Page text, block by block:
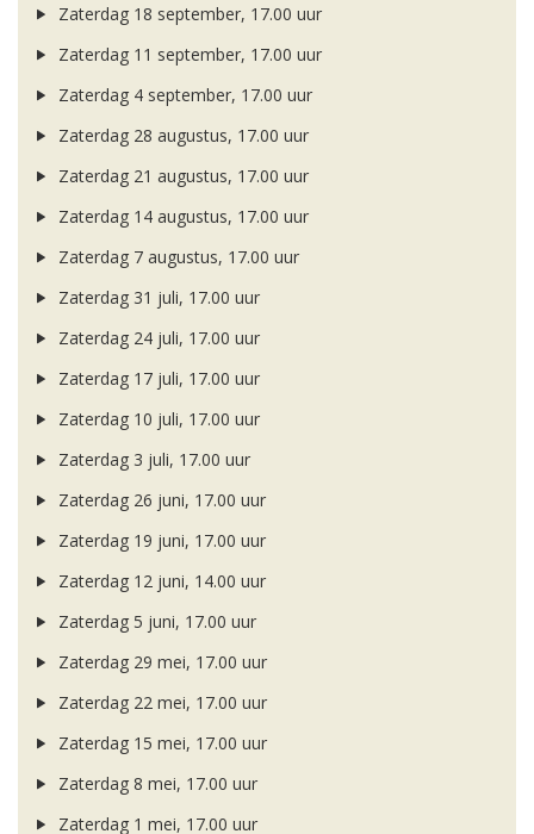
Zaterdag 18 september, 17.00 uur
Zaterdag 11 september, 17.00 uur
Zaterdag 4 september, 17.00 uur
Zaterdag 28 augustus, 17.00 uur
Zaterdag 21 augustus, 17.00 uur
Zaterdag 14 augustus, 17.00 uur
Zaterdag 7 augustus, 17.00 uur
Zaterdag 31 juli, 17.00 uur
Zaterdag 24 juli, 17.00 uur
Zaterdag 17 juli, 17.00 uur
Zaterdag 10 juli, 17.00 uur
Zaterdag 3 juli, 17.00 uur
Zaterdag 26 juni, 17.00 uur
Zaterdag 19 juni, 17.00 uur
Zaterdag 12 juni, 14.00 uur
Zaterdag 5 juni, 17.00 uur
Zaterdag 29 mei, 17.00 uur
Zaterdag 22 mei, 17.00 uur
Zaterdag 15 mei, 17.00 uur
Zaterdag 8 mei, 17.00 uur
Zaterdag 1 mei, 17.00 uur